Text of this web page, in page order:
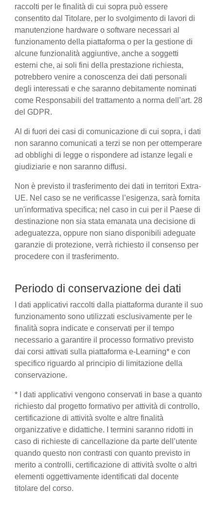
raccolti per le finalità di cui sopra può essere
consentito dal Titolare, per lo svolgimento di lavori di
manutenzione hardware o software necessari al
funzionamento della piattaforma o per la gestione di
alcune funzionalità aggiuntive, anche a soggetti
esterni che, ai soli fini della prestazione richiesta,
potrebbero venire a conoscenza dei dati personali
degli interessati e che saranno debitamente nominati
come Responsabili del trattamento a norma dell’art. 28
del GDPR.
Al di fuori dei casi di comunicazione di cui sopra, i dati
non saranno comunicati a terzi se non per ottemperare
ad obblighi di legge o rispondere ad istanze legali e
giudiziarie e non saranno diffusi.
Non è previsto il trasferimento dei dati in territori Extra-
UE. Nel caso se ne verificasse l’esigenza, sarà fornita
un'informativa specifica; nel caso in cui per il Paese di
destinazione non sia stata emanata una decisione di
adeguatezza, oppure non siano disponibili adeguate
garanzie di protezione, verrà richiesto il consenso per
procedere con il trasferimento.
Periodo di conservazione dei dati
I dati applicativi raccolti dalla piattaforma durante il suo
funzionamento sono utilizzati esclusivamente per le
finalità sopra indicate e conservati per il tempo
necessario a garantire il processo formativo previsto
dai corsi attivati sulla piattaforma e-Learning* e con
specifico riguardo al principio di limitazione della
conservazione.
* I dati applicativi vengono conservati in base a quanto
richiesto dal progetto formativo per attività di controllo,
certificazione di attività svolte e altre finalità
organizzative e didattiche. I termini saranno ridotti in
caso di richieste di cancellazione da parte dell’utente
quando questo non contrasti con quanto previsto in
merito a controlli, certificazione di attività svolte o altri
elementi oggettivamente identificati dal docente
titolare del corso.